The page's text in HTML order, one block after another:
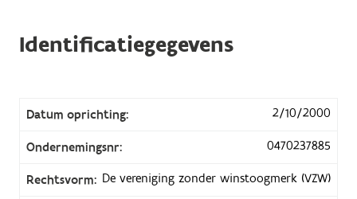
Identificatiegegevens
Datum oprichting: 2/10/2000
Ondernemingsnr: 0470237885
Rechtsvorm: De vereniging zonder winstoogmerk (VZW)